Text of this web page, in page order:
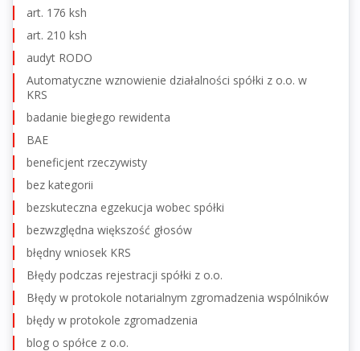
art. 176 ksh
art. 210 ksh
audyt RODO
Automatyczne wznowienie działalności spółki z o.o. w
KRS
badanie biegłego rewidenta
BAE
beneficjent rzeczywisty
bez kategorii
bezskuteczna egzekucja wobec spółki
bezwzględna większość głosów
błędny wniosek KRS
Błędy podczas rejestracji spółki z o.o.
Błędy w protokole notarialnym zgromadzenia wspólników
błędy w protokole zgromadzenia
blog o spółce z o.o.